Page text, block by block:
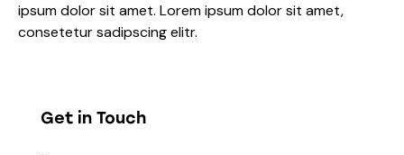
ipsum dolor sit amet. Lorem ipsum dolor sit amet,
consetetur sadipscing elitr.
Get in Touch